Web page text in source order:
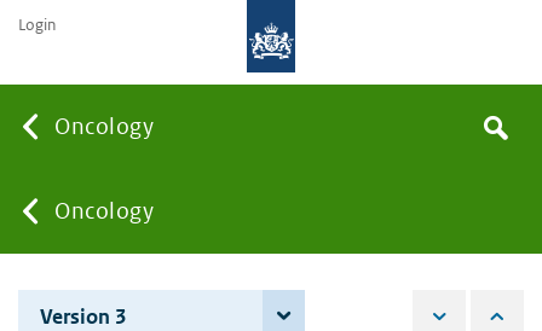
Oncology
You
are
Oncology
the
Search
Login
Version 3